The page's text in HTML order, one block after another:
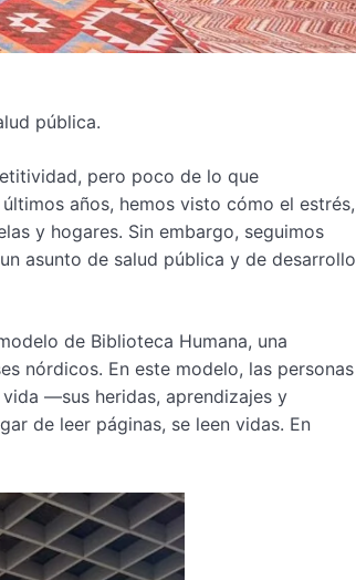
pública.
pero poco de lo que
años, hemos visto cómo el estrés,
y hogares. Sin embargo, seguimos
asunto de salud pública y de desarrollo
de Biblioteca Humana, una
nórdicos. En este modelo, las personas
—sus heridas, aprendizajes y
de leer páginas, se leen vidas. En